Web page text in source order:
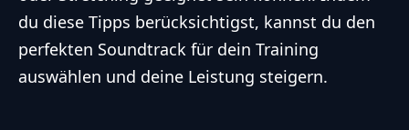
du diese Tipps berücksichtigst, kannst du den
perfekten Soundtrack für dein Training
auswählen und deine Leistung steigern.